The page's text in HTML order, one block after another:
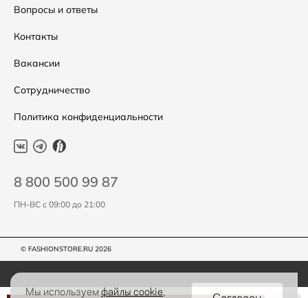
Подарочные сертификаты
Уход за одеждой
Вопросы и ответы
Контакты
Вакансии
Сотрудничество
Политика конфиденциальности
8 800 500 99 87
ПН-ВС с 09:00 до 21:00
© FASHIONSTORE.RU 2026
Мы используемфайлы cookie